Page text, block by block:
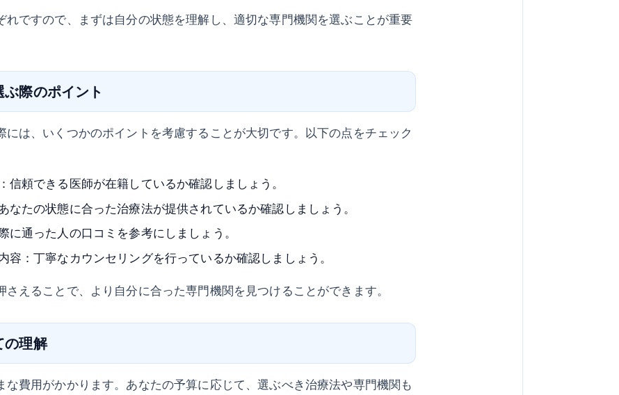
れですので、まずは自分の状態を理解し、適切な専門機関を選ぶことが重要
際のポイント
には、いくつかのポイントを考慮することが大切です。以下の点をチェック
信頼できる医師が在籍しているか確認しましょう。
なたの状態に合った治療法が提供されているか確認しましょう。
に通った人の口コミを参考にしましょう。
容：丁寧なカウンセリングを行っているか確認しましょう。
さえることで、より自分に合った専門機関を見つけることができます。
の理解
な費用がかかります。あなたの予算に応じて、選ぶべき治療法や専門機関も